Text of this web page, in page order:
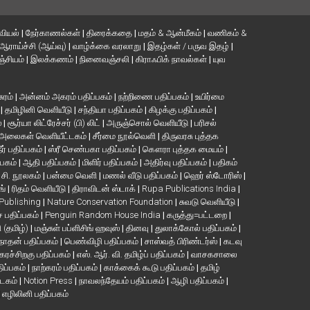
| நேர்காணல்கள் | திரைக்கதை | மதம் & ஆன்மீகம் | வணிகம் &
ஆராய்ச்சி (ஆய்வு) | வாழ்க்கை வரலாறு | இதழ்கள் / பருவ இதழ் |
| இலக்கணம் | நினைவஞ்சலி | கிராஃபிக் நாவல்கள் | யுவ
| அன்னம் அகரம் பதிப்பகம் | நற்றிணை பதிப்பகம் | உயிர்மை
| தமிழினி வெளியீடு | சந்தியா பதிப்பகம் | கிழக்கு பதிப்பகம் |
| சூர்யா லிட்ரேச்சர் (பி) லிட் | அருஞ்சொல் வெளியீடு | பரிசல்
வெளியீட்டகம்| சீர்மை நூல்வெளி | திருவரசு புத்தக
பதிப்பகம் | ஸ்ரீ செண்பகா பதிப்பகம் | கௌரா புத்தக மையம் |
| ஆதி பதிப்பகம் | மிளிர் பதிப்பகம் | அதிர்வு பதிப்பகம் | பதிகம்
நூலகம்| பன்மை வெளி | மணல் வீடு பதிப்பகம் | ஹெர் ஸ்டோரிஸ் |
| ரிதம் வெளியீடு | திராவிடன் ஸ்டாக் | Rupa Publications India |
| Nature Conservation Foundation | சுவடு வெளியீடு |
| Penguin Random House India | கருத்து=பட்டறை |
(தமிழ்) | மஞ்சுள் பப்ளிசிங் ஹவுஸ் | தினவு | துலாக்கோல் பதிப்பகம் |
பதிப்பகம்| பெண்விழி பதிப்பகம் | சாஸ்வத் பிரிண்டர்ஸ் | கடவு
பதிப்பகம்| எஸ். ஆர். வி. தமிழ்ப் பதிப்பகம் | வாசகசாலை
| நாற்கரம் பதிப்பகம் | காக்கைக் கூடு பதிப்பகம் | தமிழ்
| Notion Press | நாவலந்தேயம் பதிப்பகம் | ஆழி பதிப்பகம் |
எழிலினி பதிப்பகம்